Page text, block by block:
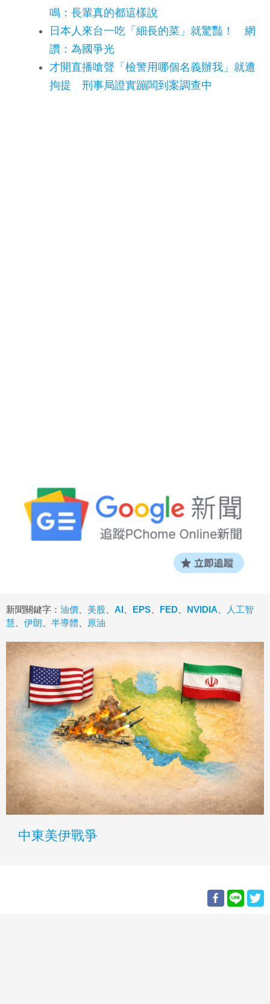
鳴：長輩真的都這樣說
日本人來台一吃「細長的菜」就驚豔！ 網
讚：為國爭光
才開直播嗆聲「檢警用哪個名義辦我」就遭
拘提 刑事局證實蹦闆到案調查中
新聞關鍵字： 油價 美股 AI EPS FED NVIDIA
人工智
慧
伊朗 半導體 原油
中東美伊戰爭